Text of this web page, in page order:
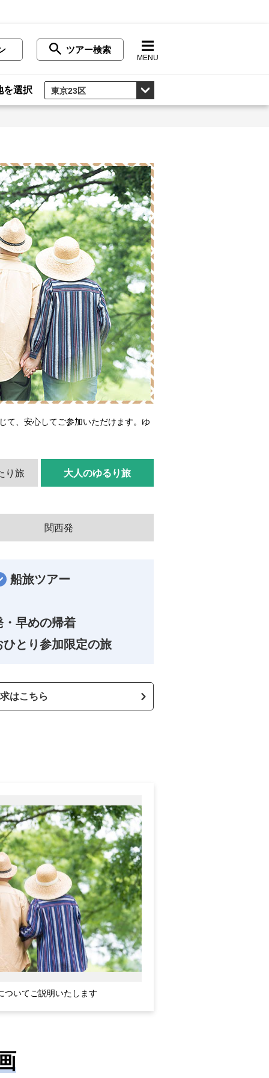
ツアー検索
MENU
を選択
て、安心してご参加いただけます。ゆ
り旅 大人のゆるり旅
関西発
船旅ツアー
早めの帰着
ひとり参加限定の旅
はこちら
ついてご説明いたします